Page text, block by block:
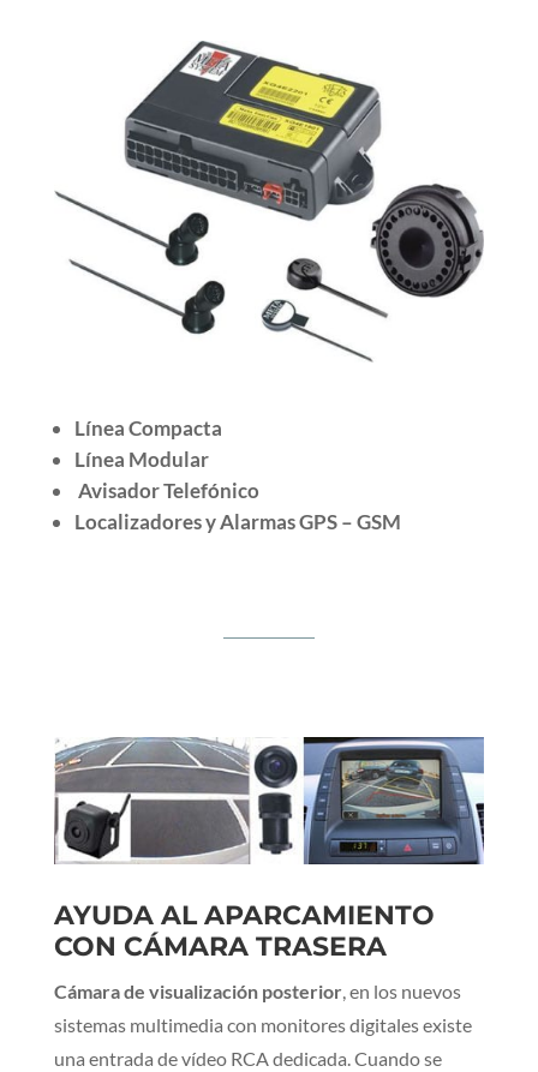
Línea Compacta
Línea Modular
Avisador Telefónico
Localizadores y Alarmas GPS – GSM
AYUDA AL APARCAMIENTO
CON CÁMARA TRASERA
Cámara de visualización posterior, en los nuevos
sistemas multimedia con monitores digitales existe
una entrada de vídeo RCA dedicada. Cuando se